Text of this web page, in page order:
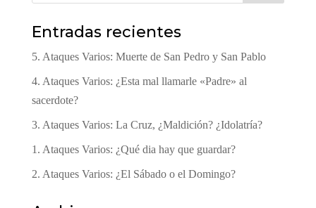
Entradas recientes
5. Ataques Varios: Muerte de San Pedro y San Pablo
4. Ataques Varios: ¿Esta mal llamarle «Padre» al
sacerdote?
3. Ataques Varios: La Cruz, ¿Maldición? ¿Idolatría?
1. Ataques Varios: ¿Qué dia hay que guardar?
2. Ataques Varios: ¿El Sábado o el Domingo?